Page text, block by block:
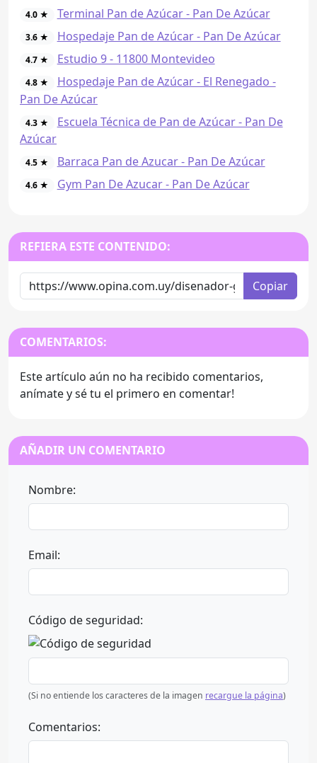
4.0 ★ Terminal Pan de Azúcar - Pan De Azúcar
3.6 ★ Hospedaje Pan de Azúcar - Pan De Azúcar
4.7 ★ Estudio 9 - 11800 Montevideo
4.8 ★
Hospedaje Pan de Azúcar - El Renegado -
Pan De Azúcar
4.3 ★
Escuela Técnica de Pan de Azúcar - Pan De
Azúcar
4.5 ★ Barraca Pan de Azucar - Pan De Azúcar
4.6 ★ Gym Pan De Azucar - Pan De Azúcar
REFIERA ESTE CONTENIDO:
Copiar
COMENTARIOS:
Este artículo aún no ha recibido comentarios,
anímate y sé tu el primero en comentar!
AÑADIR UN COMENTARIO
Nombre:
Email:
Código de seguridad:
(Si no entiende los caracteres de la imagen recargue la página)
Comentarios: